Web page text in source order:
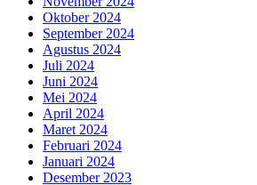
Oktober 2024
September 2024
Agustus 2024
Juli 2024
Juni 2024
Mei 2024
April 2024
Maret 2024
Februari 2024
Januari 2024
Desember 2023